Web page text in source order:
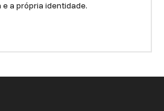
a própria identidade.